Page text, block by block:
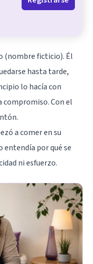
(nombre ficticio). Él
hasta tarde,
lo hacía con
compromiso. Con el
a comer en su
entendía por qué se
ni esfuerzo.